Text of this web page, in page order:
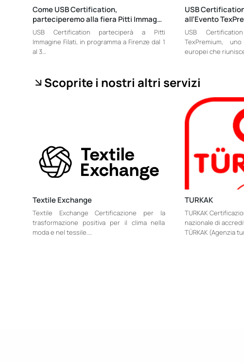
Come USB Certification,
parteciperemo alla fiera Pitti Immag…
USB Certification parteciperà a Pitti
Immagine Filati, in programma a Firenze dal 1
al 3…
USB
all’Evento
USB
TexPremium,
europei che
Scoprite i nostri altri servizi
Textile Exchange
Textile Exchange Certificazione per la
trasformazione positiva per il clima nella
moda e nel tessile.…
TURKAK
TURKAK
nazionale di
TÜRKAK (Agenzia